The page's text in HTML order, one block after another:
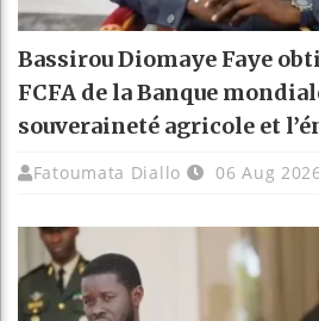
Bassirou Diomaye Faye
FCFA de la Banque
souveraineté agricole et
Fatoumata Diallo 06 Aug 2026